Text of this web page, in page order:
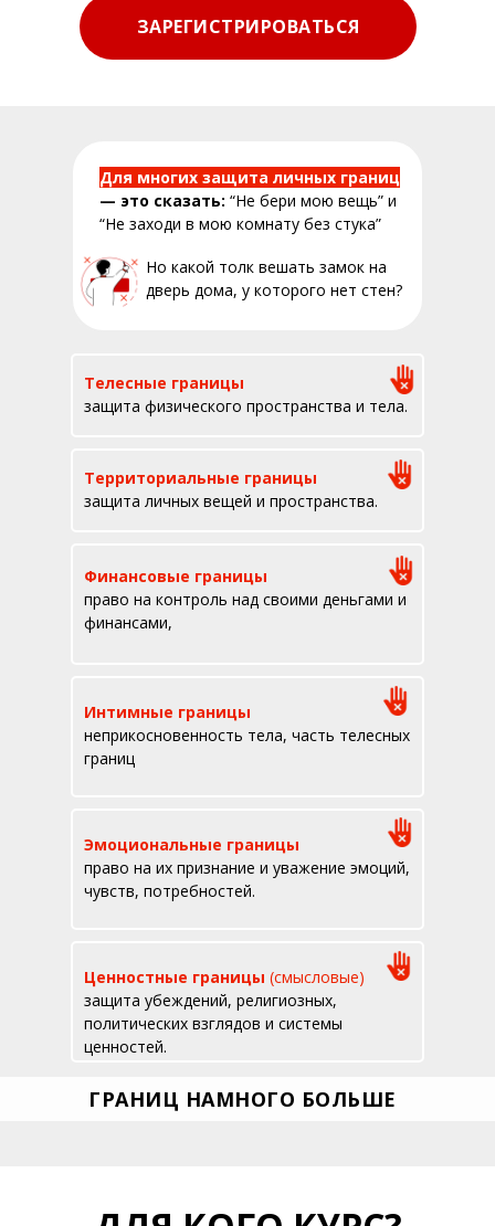
ЗАРЕГИСТРИРОВАТЬСЯ
Для многих защита личных границ
— это сказать: “Не бери мою вещь” и
“Не заходи в мою комнату без стука”
Но какой толк вешать замок на
дверь дома, у которого нет стен?
Телесные границы
защита физического пространства и тела.
Территориальные границы
защита личных вещей и пространства.
Финансовые границы
право на контроль над своими деньгами и
финансами,
Интимные границы
неприкосновенность тела, часть телесных
границ
Эмоциональные границы
право на их признание и уважение эмоций,
чувств, потребностей.
Ценностные границы (смысловые)
защита убеждений, религиозных,
политических взглядов и системы
ценностей.
ГРАНИЦ НАМНОГО БОЛЬШЕ